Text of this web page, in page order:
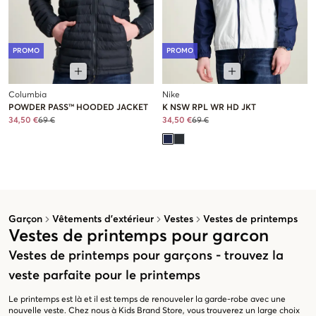
Garçon Vêtements d’extérieur Vestes Vestes de printemps
Vestes de printemps pour garcon
Vestes de printemps pour garçons - trouvez la
veste parfaite pour le printemps
Le printemps est là et il est temps de renouveler la garde-robe avec une
nouvelle veste. Chez nous à Kids Brand Store, vous trouverez un large choix
PROMO
Columbia
POWDER PASS™ HOODED JACKET
34,50 €69 €
PROMO
Nike
K NSW RPL WR HD JKT
34,50 €69 €